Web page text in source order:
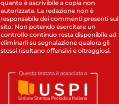
quanto è ascrivibile a copia non
autorizzata. La redazione non è
responsabile dei commenti presenti sul
sito. Non potendo esercitare un
controllo continuo resta disponibile ad
eliminarli su segnalazione qualora gli
stessi risultano offensivi e oltraggiosi.